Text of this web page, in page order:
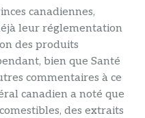
canadiennes,
leur réglementation
des produits
bien que Santé
commentaires à ce
canadien a noté que
des extraits